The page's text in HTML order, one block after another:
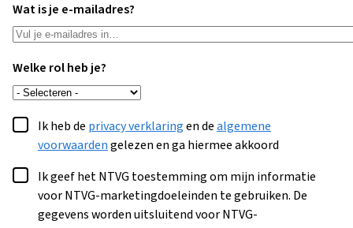
Wat is je e-mailadres?
Welke rol heb je?
Ik heb de privacy verklaringen dealgemene
voorwaardengelezen en ga hiermee akkoord
Ik geef het NTVG toestemming om mijn informatie
voor NTVG-marketingdoeleinden te gebruiken. De
gegevens worden uitsluitend voor NTVG-